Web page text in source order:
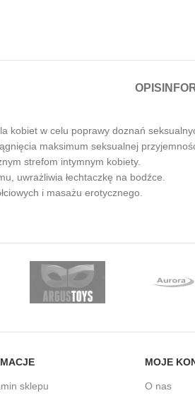
OPIS
kobiet w celu poprawy doznań
maksimum seksualnej
strefom intymnym kobiety.
uwrażliwia łechtaczkę na bodźce.
i masażu erotycznego.
sklepu
MOJE
O nas